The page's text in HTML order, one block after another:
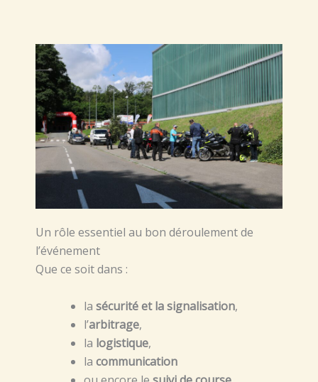
Un rôle essentiel au bon déroulement de
l’événement
Que ce soit dans :
la sécurité et la signalisation,
l’arbitrage,
la logistique,
la communication